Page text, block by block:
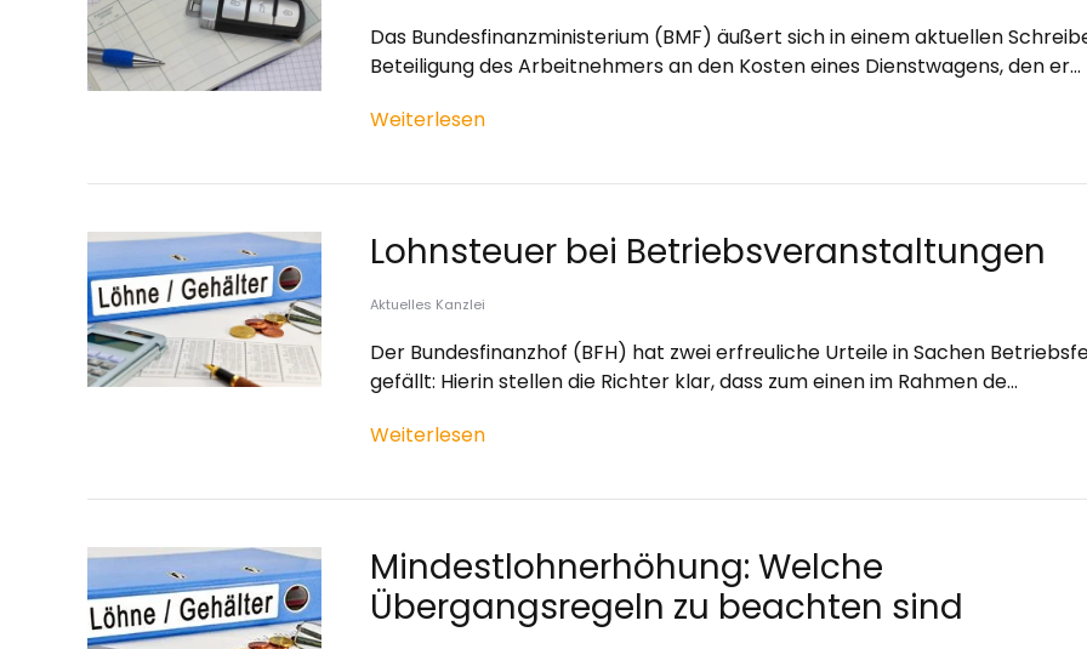
Das Bundesfinanzministerium (BMF) äußert sich in einem aktuellen
Beteiligung des Arbeitnehmers an den Kosten eines Dienstwagens, den er…
Weiterlesen
Lohnsteuer bei Betriebsveranstaltungen
Aktuelles Kanzlei
Der Bundesfinanzhof (BFH) hat zwei erfreuliche Urteile in Sachen
gefällt: Hierin stellen die Richter klar, dass zum einen im Rahmen de…
Weiterlesen
Mindestlohnerhöhung: Welche
Übergangsregeln zu beachten sind